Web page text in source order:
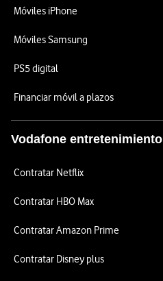
Móviles iPhone
Móviles Samsung
PS5 digital
Financiar móvil a plazos
Vodafone entretenimiento
Contratar Netflix
Contratar HBO Max
Contratar Amazon Prime
Contratar Disney plus